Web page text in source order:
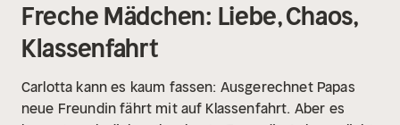
Freche Mädchen: Liebe, Chaos,
Klassenfahrt
Carlotta kann es kaum fassen: Ausgerechnet Papas
neue Freundin fährt mit auf Klassenfahrt. Aber es